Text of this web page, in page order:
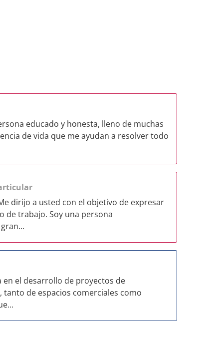
educado y honesta, lleno de muchas
de vida que me ayudan a resolver todo
dirijo a usted con el objetivo de expresar
de trabajo. Soy una persona
en el desarrollo de proyectos de
de espacios comerciales como